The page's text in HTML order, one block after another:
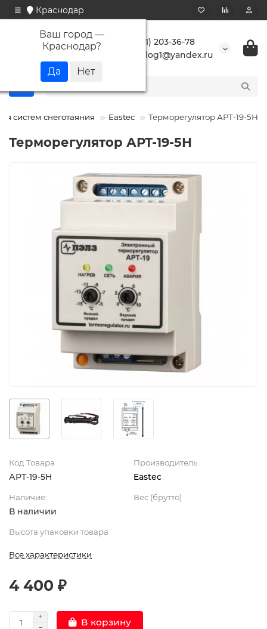
Краснодар
Ваш город —
Краснодар?
+7 (861) 203-36-78
buranlog1@yandex.ru
систем снеготаяния Eastec Терморегулятор АРТ-19-5Н
Терморегулятор АРТ-19-5Н
Код Товара
АРТ-19-5Н
Производитель
Eastec
Наличие:
В наличии
Вес (брутто)
Высота упаковки товара
Все характеристики
4 400 ₽
В корзину